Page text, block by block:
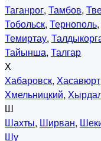
Таганрог, Тамбов,
Тобольск, Тернополь,
Темиртау,
Тайынша, Талгар
Х
Хабаровск, Хасавюрт
Хмельницкий,
Ш
Шахты, Ширван,
Шу